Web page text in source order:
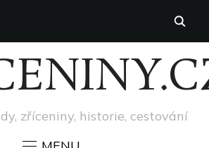
zříceniny, historie, cestování